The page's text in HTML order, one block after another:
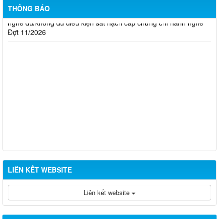
THÔNG BÁO
Thông báo kết quả đánh giá hồ sơ đề nghị cấp chứng chỉ hành
nghề đủ/không đủ điều kiện sát hạch cấp chứng chỉ hành nghề
Đợt 11/2026
LIÊN KẾT WEBSITE
Liên kết website